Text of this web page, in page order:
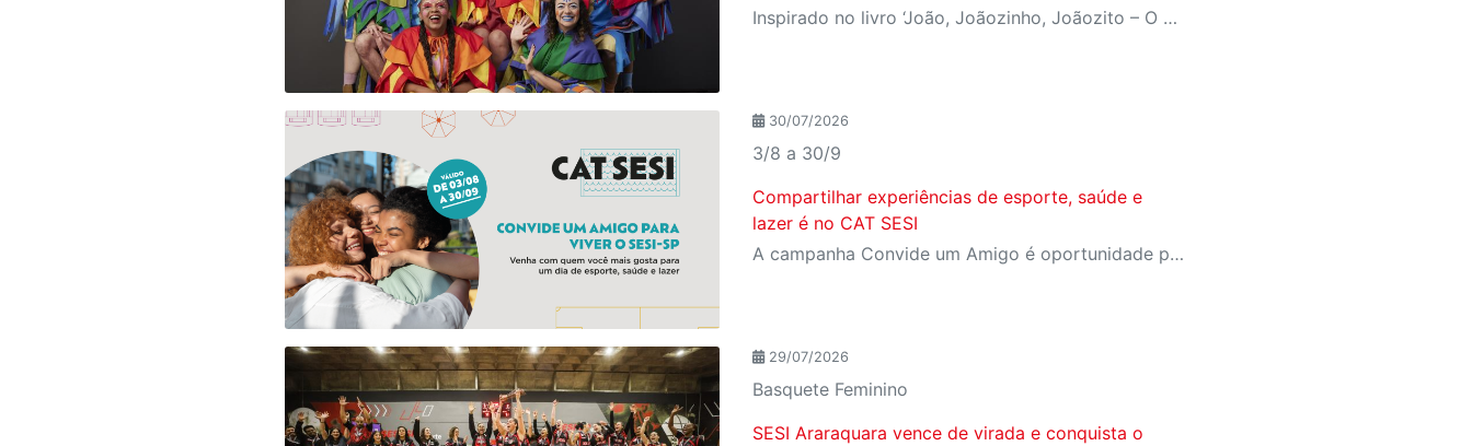
Inspirado no livro ‘João, Joãozinho, Joãozito – O Menino Encantado’, de Claudio Fragata, com direção e dramaturgia de Márcio Araújo, espetáculo acompanha os primeiros anos de vida do escritor mineiro e transforma sua infância em uma celebração da imaginação, da leitura e da cultura popular brasileira
30/07/2026
3/8 a 30/9
Compartilhar experiências de esporte, saúde e
lazer é no CAT SESI
A campanha Convide um Amigo é oportunidade para reunir amigos para aproveitar juntos toda estrutura da unidade SESI-SP mais próxima. Os benefícios para clientes e convidados estão no regulamento
29/07/2026
Basquete Feminino
SESI Araraquara vence de virada e conquista o